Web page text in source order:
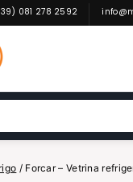
081 278 2592
/ Forcar – Vetrina